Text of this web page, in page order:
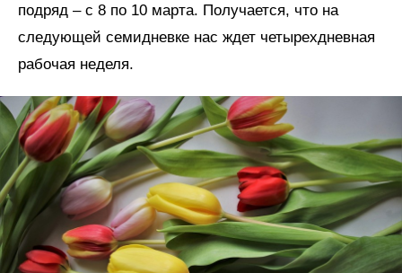
подряд – с 8 по 10 марта. Получается, что на
следующей семидневке нас ждет четырехдневная
рабочая неделя.